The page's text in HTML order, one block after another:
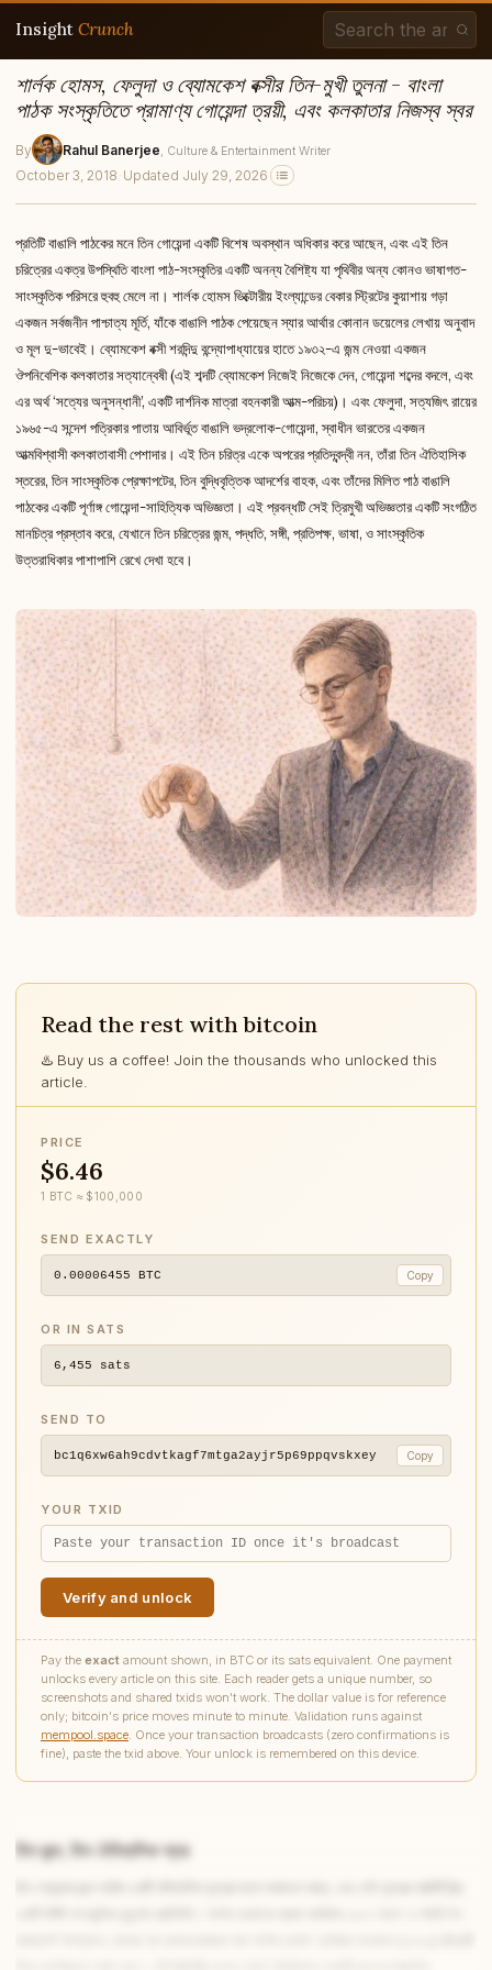
Insight Crunch
শার্লক হোমস, ফেলুদা ও ব্যোমকেশ বক্সীর তিন-মুখী তুলনা - বাংলা
পাঠক সংস্কৃতিতে প্রামাণ্য গোয়েন্দা ত্রয়ী, এবং কলকাতার নিজস্ব স্বর
By Rahul Banerjee , Culture & Entertainment Writer
October 3, 2018 · Updated July 29, 2026
প্রতিটি বাঙালি পাঠকের মনে তিন গোয়েন্দা একটি বিশেষ অবস্থান অধিকার করে আছেন, এবং এই তিন
চরিত্রের একত্র উপস্থিতি বাংলা পাঠ-সংস্কৃতির একটি অনন্য বৈশিষ্ট্য যা পৃথিবীর অন্য কোনও ভাষাগত-
সাংস্কৃতিক পরিসরে হুবহু মেলে না। শার্লক হোমস ভিক্টোরীয় ইংল্যান্ডের বেকার স্ট্রিটের কুয়াশায় গড়া
একজন সর্বজনীন পাশ্চাত্য মূর্তি, যাঁকে বাঙালি পাঠক পেয়েছেন স্যার আর্থার কোনান ডয়েলের লেখায় অনুবাদ
ও মূল দু-ভাবেই। ব্যোমকেশ বক্সী শরদিন্দু বন্দ্যোপাধ্যায়ের হাতে ১৯৩২-এ জন্ম নেওয়া একজন
ঔপনিবেশিক কলকাতার সত্যান্বেষী (এই শব্দটি ব্যোমকেশ নিজেই নিজেকে দেন, গোয়েন্দা শব্দের বদলে, এবং
এর অর্থ ‘সত্যের অনুসন্ধানী’, একটি দার্শনিক মাত্রা বহনকারী আত্ম-পরিচয়)। এবং ফেলুদা, সত্যজিৎ রায়ের
১৯৬৫-এ সন্দেশ পত্রিকার পাতায় আবির্ভূত বাঙালি ভদ্রলোক-গোয়েন্দা, স্বাধীন ভারতের একজন
আত্মবিশ্বাসী কলকাতাবাসী পেশাদার। এই তিন চরিত্র একে অপরের প্রতিদ্বন্দ্বী নন, তাঁরা তিন ঐতিহাসিক
স্তরের, তিন সাংস্কৃতিক প্রেক্ষাপটের, তিন বুদ্ধিবৃত্তিক আদর্শের বাহক, এবং তাঁদের মিলিত পাঠ বাঙালি
পাঠকের একটি পূর্ণাঙ্গ গোয়েন্দা-সাহিত্যিক অভিজ্ঞতা। এই প্রবন্ধটি সেই ত্রিমুখী অভিজ্ঞতার একটি সংগঠিত
মানচিত্র প্রস্তাব করে, যেখানে তিন চরিত্রের জন্ম, পদ্ধতি, সঙ্গী, প্রতিপক্ষ, ভাষা, ও সাংস্কৃতিক
উত্তরাধিকার পাশাপাশি রেখে দেখা হবে।
Read the rest with bitcoin
♨️ Buy us a coffee! Join the thousands who unlocked this
article.
PRICE
$6.46
1 BTC ≈ $100,000
SEND EXACTLY
0.00006455 BTC Copy
OR IN SATS
6,455 sats
SEND TO
bc1q6xw6ah9cdvtkagf7mtga2ayjr5p69ppqvskxey Copy
YOUR TXID
Verify and unlock
Pay the exact amount shown, in BTC or its sats equivalent. One payment
unlocks every article on this site. Each reader gets a unique number, so
screenshots and shared txids won't work. The dollar value is for reference
only; bitcoin's price moves minute to minute. Validation runs against
mempool.space. Once your transaction broadcasts (zero confirmations is
fine), paste the txid above. Your unlock is remembered on this device.
তিন জন্ম, তিন ঐতিহাসিক স্তর